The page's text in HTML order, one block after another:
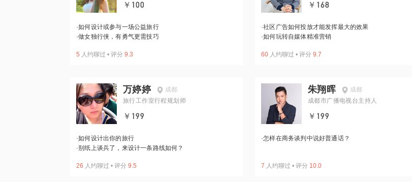
￥100
·如何设计或参与一场公益旅行
·做女独行侠，有勇气更需技巧
5 人约聊过 • 评分 9.3
￥168
·社区广告如何投放才能发挥最大的效果
·如何玩转自媒体精准营销
60 人约聊过 • 评分 9.7
万婷婷
成都
旅行工作室行程规划师
￥199
·如何设计出你的旅行
·别纸上谈兵了，来设计一条路线如何？
26 人约聊过 • 评分 9.5
朱翔晖
成都
成都市广播电视台主持人
￥199
·怎样在商务谈判中说好普通话？
7 人约聊过 • 评分 10.0